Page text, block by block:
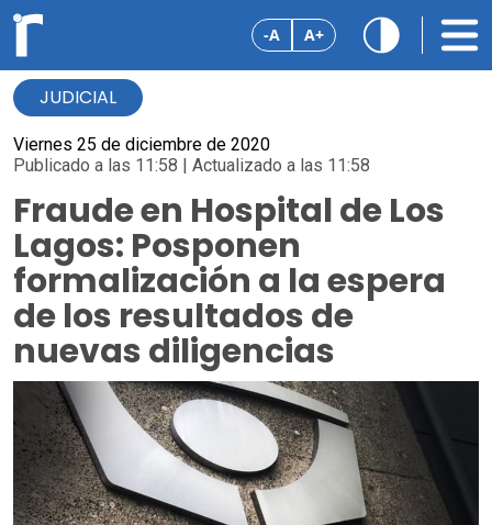
-A A+
JUDICIAL
Viernes 25 de diciembre de 2020
Publicado a las 11:58 | Actualizado a las 11:58
Fraude en Hospital de Los
Lagos: Posponen
formalización a la espera
de los resultados de
nuevas diligencias